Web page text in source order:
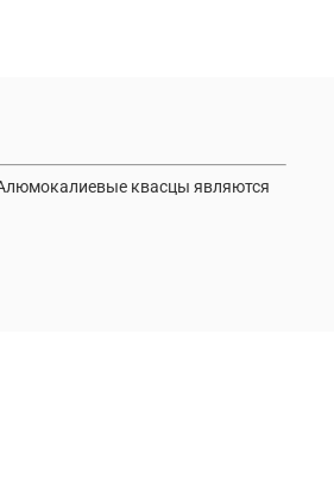
квасцы являются